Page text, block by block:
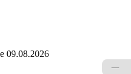
09.08.2026
—